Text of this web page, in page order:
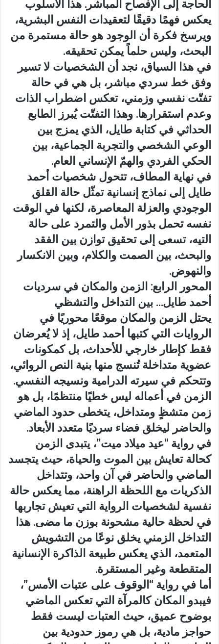
الحاجة إلى الإفصاح المباشر. هذا الأسلوب
يعكس فهمًا دقيقًا لتعقيدات النفس البشرية،
ويرسخ فكرة أن الوجود هو حالة مستمرة من
البحث، وليس حلماً يمكن تحقيقه.
في هذا السياق، نجد أن الشخصيات لا تسير
وفق خط سردي مباشر، بل هي في حالة
تفتّت نفسي وزمني، تعكس اضطراب الذات
وعدم استقرارها. وهذا التفتّت يُبرز الطابع
الحداثي في كتابة طايل، الذي يمزج بين
الوعي الشخصي والتجربة الجماعية، بين
الحكي الفردي والهمّ الإنساني العام.
في نهاية المطاف، تتحول شخصيات أحمد
طايل إلى نماذج إنسانية تمثّل حالة القلق
الوجودي والعزلة المعاصرة، لكنها في الوقت
نفسه تحمل بذور الأمل والتمرد على حالة
التيه، تسعى إلى تحقيق توازن بين الفقد
والبحث، بين الصمت والكلام، وبين الانكسار
والنهوض.
المحور الرابع: الزمن والمكان في سرديات
أحمد طايل… بين التداخل والتشظي
يحتل الزمن والمكان موقعًا محوريًا في
الروايات التي كتبها أحمد طايل، إذ لا يُعرضان
فقط كإطار خارجي للأحداث، بل كمكونات
عضوية متداخلة تُنسج منها بنية النص الروائي،
وتتحكم في سيرته الدرامية ونسيجه النفسي.
الزمن في أعماله ليس خطيًا منتظمًا، بل هو
زمن متشظٍ ومتداخل، يتخطى حدود الماضي
والحاضر ليخلق فضاء سرديًا متعدد الأبعاد.
في رواية “عيد ميلاد ميت”، يتبدى الزمن
كحالة تعايش بين الموت والحياة، حيث يتجسد
الماضي والحاضر في آن واحد، وتتداخل
الذكريات مع اللحظة الراهنة، مما يعكس حالة
نفسية لشخصيات الرواية التي تعيش تجاربها
في لحظة حالية مشحونة بوزن ما مضى. هذا
التداخل الزمني يخلق نوعًا من التشويش
المتعمد، الذي يعكس طبيعة الذاكرة الإنسانية
المتقطعة وغير المستقرة.
أما في رواية “الوقوف على عتبات الأمس”،
فيبدو المكان كالمرآة التي تعكس الماضي
بوضوح عميق، حيث العتبات ليست فقط
حواجز مادية، بل هي رموز حدودية بين